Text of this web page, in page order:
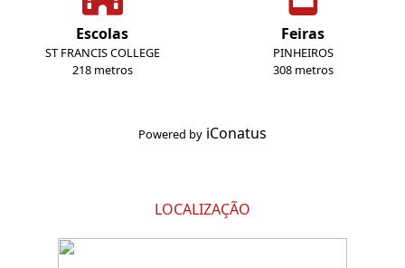
Escolas
ST FRANCIS COLLEGE
218 metros
Feiras
PINHEIROS
308 metros
Powered by iConatus
LOCALIZAÇÃO